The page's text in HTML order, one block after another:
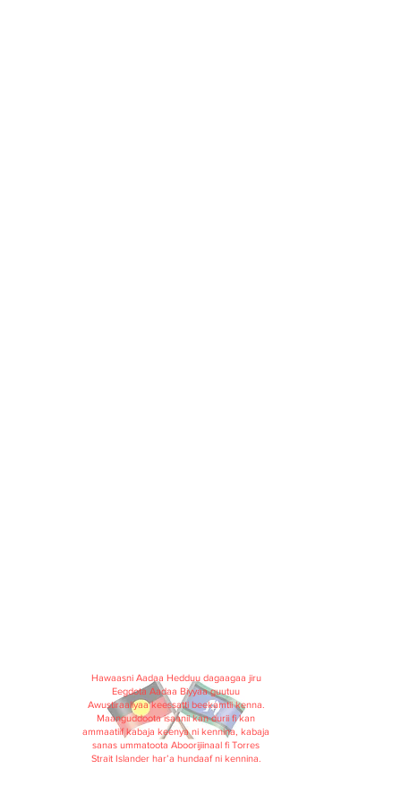
Hawaasni Aadaa Hedduu dagaagaa jiru
Eegdota Aadaa Biyyaa guutuu
Awustiraaliyaa keessatti beekamtii kenna.
Maanguddoota isaanii kan durii fi kan
ammaatiif kabaja keenya ni kennina, kabaja
sanas ummatoota Aboorijiinaal fi Torres
Strait Islander har’a hundaaf ni kennina.